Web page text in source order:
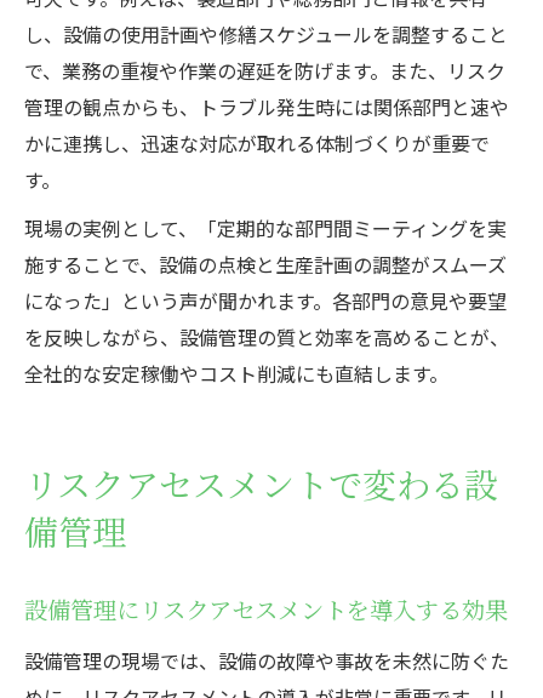
し、設備の使用計画や修繕スケジュールを調整すること
で、業務の重複や作業の遅延を防げます。また、リスク
管理の観点からも、トラブル発生時には関係部門と速や
かに連携し、迅速な対応が取れる体制づくりが重要で
す。
現場の実例として、「定期的な部門間ミーティングを実
施することで、設備の点検と生産計画の調整がスムーズ
になった」という声が聞かれます。各部門の意見や要望
を反映しながら、設備管理の質と効率を高めることが、
全社的な安定稼働やコスト削減にも直結します。
リスクアセスメントで変わる設
備管理
設備管理にリスクアセスメントを導入する効果
設備管理の現場では、設備の故障や事故を未然に防ぐた